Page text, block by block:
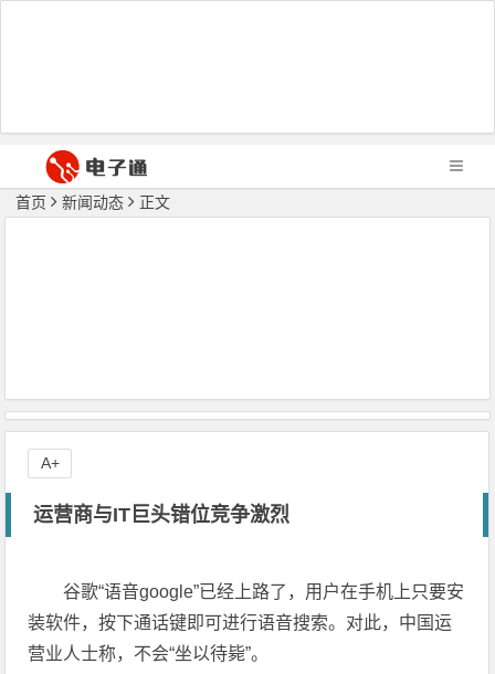
首页 新闻动态 正文
运营商与IT巨头错位竞争激烈
谷歌“语音google”已经上路了，用户在手机上只要安
装软件，按下通话键即可进行语音搜索。对此，中国运
营业人士称，不会“坐以待毙”。
A+